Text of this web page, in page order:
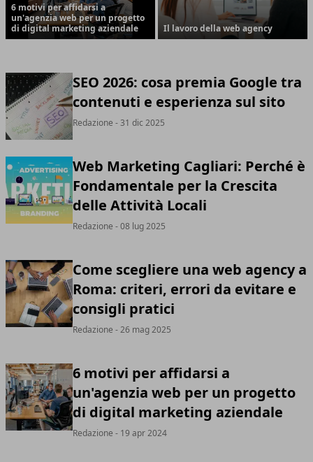
6 motivi per affidarsi a
un'agenzia web per un progetto
di digital marketing aziendale
Il lavoro della web agency
SEO 2026: cosa premia Google tra
contenuti e esperienza sul sito
Redazione - 31 dic 2025
Web Marketing Cagliari: Perché è
Fondamentale per la Crescita
delle Attività Locali
Redazione - 08 lug 2025
Come scegliere una web agency a
Roma: criteri, errori da evitare e
consigli pratici
Redazione - 26 mag 2025
6 motivi per affidarsi a
un'agenzia web per un progetto
di digital marketing aziendale
Redazione - 19 apr 2024